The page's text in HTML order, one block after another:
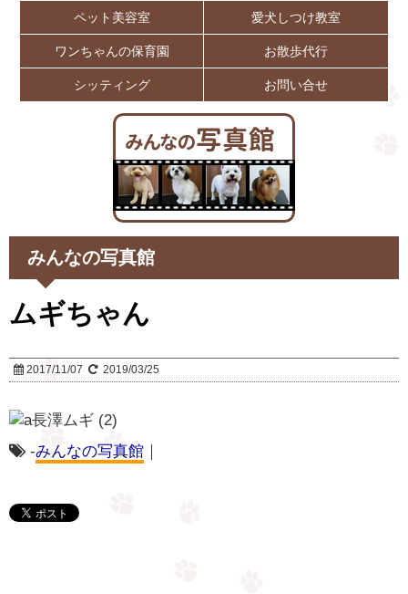
ペット美容室 愛犬しつけ教室
ワンちゃんの保育園 お散歩代行
シッティング お問い合せ
みんなの写真館
ムギちゃん
2017/11/07 2019/03/25
-みんなの写真館 ｜